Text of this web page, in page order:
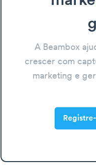
A Beambox
crescer com
marketing e